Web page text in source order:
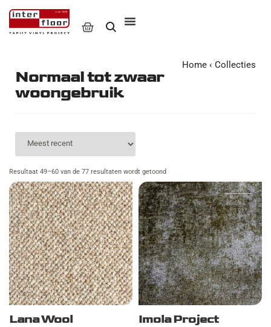
Normaal tot zwaar
woongebruik
Home ‹ Collecties
Resultaat 49–60 van de 77 resultaten wordt getoond
Lana Wool Imola Project